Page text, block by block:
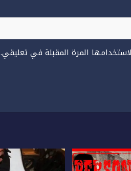
المرة المقبلة في تعليقي.